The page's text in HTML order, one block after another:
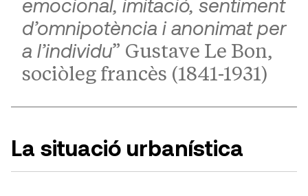
emocional, imitació, sentiment
d’omnipotència i anonimat per
a l’individu” Gustave Le Bon,
sociòleg francès (1841-1931)
La situació urbanística